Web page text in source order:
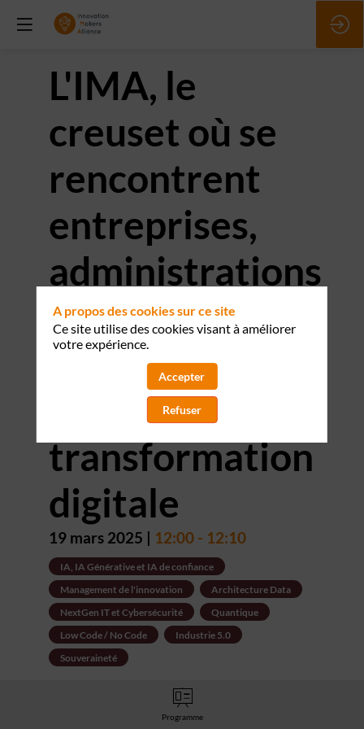
L'IMA, le
creuset où se
rencontrent
entreprises,
administrations
et acteurs
innovants pour
accélérer la
transformation
digitale
19 mars 2025 12:00 - 12:10
IA, IA Générative et IA de confiance
Management de l'innovation
Architecture Data
NextGen IT et Cybersécurité
Quantique
Low Code / No Code
Industrie 5.0
Souveraineté
Programme
A propos des cookies sur ce site
Ce site utilise des cookies visant à améliorer
votre expérience.
Accepter
Refuser